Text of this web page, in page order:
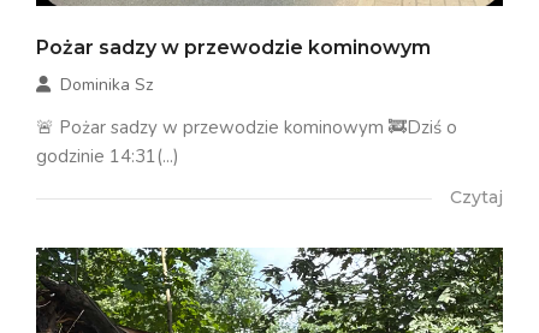
Pożar sadzy w przewodzie kominowym
Dominika Sz
🚨 Pożar sadzy w przewodzie kominowym 🚒Dziś o
godzinie 14:31(...)
Czytaj